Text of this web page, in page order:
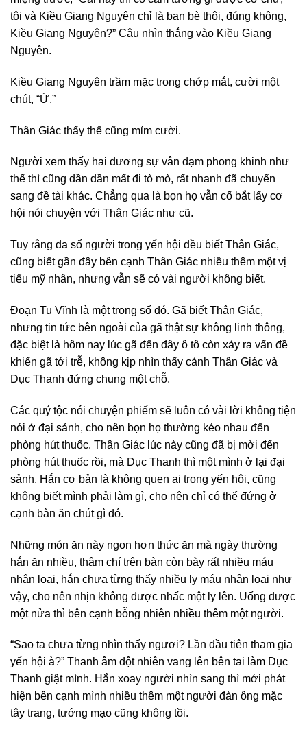
tôi và Kiều Giang Nguyên chỉ là bạn bè thôi, đúng không,
Kiều Giang Nguyên?” Cậu nhìn thẳng vào Kiều Giang
Nguyên.
Kiều Giang Nguyên trầm mặc trong chớp mắt, cười một
chút, “Ừ.”
Thân Giác thấy thế cũng mỉm cười.
Người xem thấy hai đương sự vân đạm phong khinh như
thế thì cũng dần dần mất đi tò mò, rất nhanh đã chuyển
sang đề tài khác. Chẳng qua là bọn họ vẫn cố bắt lấy cơ
hội nói chuyện với Thân Giác như cũ.
Tuy rằng đa số người trong yến hội đều biết Thân Giác,
cũng biết gần đây bên cạnh Thân Giác nhiều thêm một vị
tiểu mỹ nhân, nhưng vẫn sẽ có vài người không biết.
Đoạn Tu Vĩnh là một trong số đó. Gã biết Thân Giác,
nhưng tin tức bên ngoài của gã thật sự không linh thông,
đặc biệt là hôm nay lúc gã đến đây ô tô còn xảy ra vấn đề
khiến gã tới trễ, không kịp nhìn thấy cảnh Thân Giác và
Dục Thanh đứng chung một chỗ.
Các quý tộc nói chuyện phiếm sẽ luôn có vài lời không tiện
nói ở đại sảnh, cho nên bọn họ thường kéo nhau đến
phòng hút thuốc. Thân Giác lúc này cũng đã bị mời đến
phòng hút thuốc rồi, mà Dục Thanh thì một mình ở lại đại
sảnh. Hắn cơ bản là không quen ai trong yến hội, cũng
không biết mình phải làm gì, cho nên chỉ có thể đứng ở
cạnh bàn ăn chút gì đó.
Những món ăn này ngon hơn thức ăn mà ngày thường
hắn ăn nhiều, thậm chí trên bàn còn bày rất nhiều máu
nhân loại, hắn chưa từng thấy nhiều ly máu nhân loại như
vậy, cho nên nhịn không được nhấc một ly lên. Uống được
một nửa thì bên cạnh bỗng nhiên nhiều thêm một người.
“Sao ta chưa từng nhìn thấy ngươi? Lần đầu tiên tham gia
yến hội à?” Thanh âm đột nhiên vang lên bên tai làm Dục
Thanh giật mình. Hắn xoay người nhìn sang thì mới phát
hiện bên cạnh mình nhiều thêm một người đàn ông mặc
tây trang, tướng mạo cũng không tồi.